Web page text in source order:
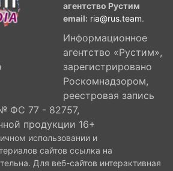
агентство Рустим
email: ria@rus.team.
Информационное
агентство «Рустим»,
зарегистрировано
Роскомнадзором,
реестровая запись
ФС 77 - 82757,
продукции 16+
использовании и
сайтов ссылка на
Для веб-сайтов интерактивная